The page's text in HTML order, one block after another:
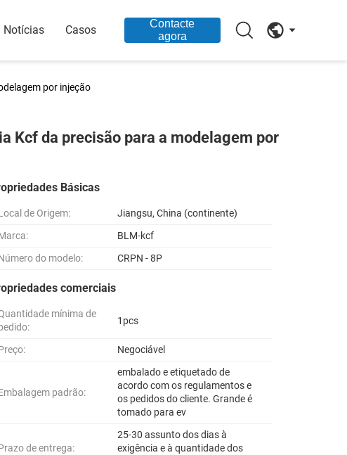
Notícias Casos
Contacte
agora
por injeção
Kcf da precisão para a modelagem por
Básicas
de Origem:
Jiangsu, China (continente)
BLM-kcf
do modelo:
CRPN - 8P
comerciais
mínima de
1pcs
Negociável
padrão:
embalado e etiquetado de
acordo com os regulamentos e
os pedidos do cliente. Grande é
tomado para ev
de entrega:
25-30 assunto dos dias à
exigência e à quantidade dos